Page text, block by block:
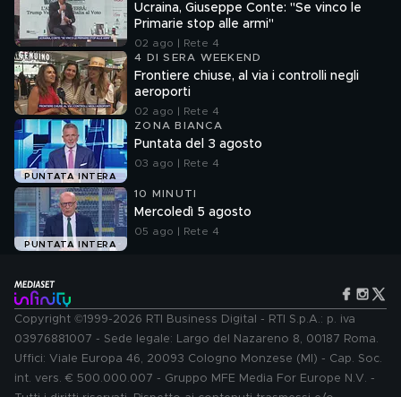
Ucraina, Giuseppe Conte: "Se vinco le
Primarie stop alle armi"
02 ago | Rete 4
4 DI SERA WEEKEND
Frontiere chiuse, al via i controlli negli
aeroporti
02 ago | Rete 4
PUNTATA INTERA
ZONA BIANCA
Puntata del 3 agosto
03 ago | Rete 4
PUNTATA INTERA
10 MINUTI
Mercoledì 5 agosto
05 ago | Rete 4
Copyright ©1999-2026 RTI Business Digital - RTI S.p.A.: p. iva
03976881007 - Sede legale: Largo del Nazareno 8, 00187 Roma.
Uffici: Viale Europa 46, 20093 Cologno Monzese (MI) - Cap. Soc.
int. vers. € 500.000.007 - Gruppo MFE Media For Europe N.V. -